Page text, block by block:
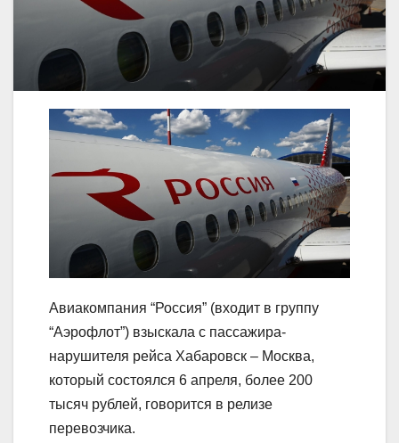
Авиакомпания “Россия” (входит в группу
“Аэрофлот”) взыскала с пассажира-
нарушителя рейса Хабаровск – Москва,
который состоялся 6 апреля, более 200
тысяч рублей, говорится в релизе
перевозчика.